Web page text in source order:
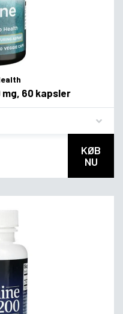
mg, 60 kapsler
KØB
NU